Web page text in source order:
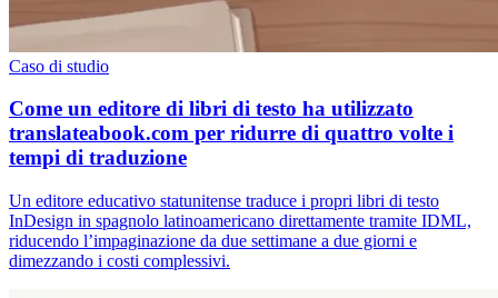
Caso di studio
Come un editore di libri di testo ha utilizzato
translateabook.com per ridurre di quattro volte i
tempi di traduzione
Un editore educativo statunitense traduce i propri libri di testo
InDesign in spagnolo latinoamericano direttamente tramite IDML,
riducendo l’impaginazione da due settimane a due giorni e
dimezzando i costi complessivi.